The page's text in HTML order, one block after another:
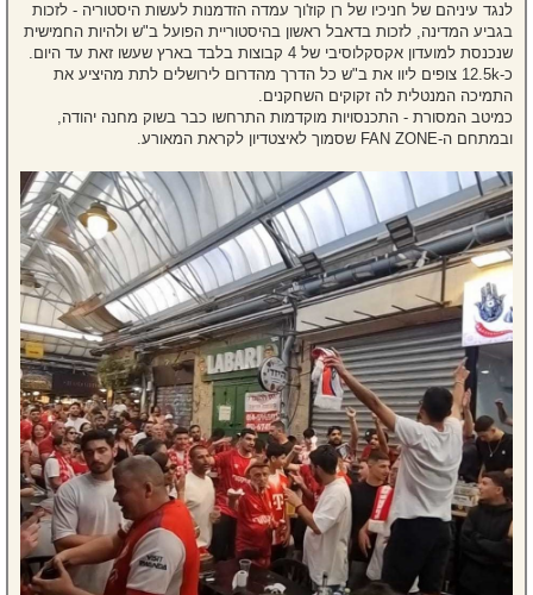
לנגד עיניהם של חניכיו של רן קוז'וך עמדה הזדמנות לעשות היסטוריה - לזכות
בגביע המדינה, לזכות בדאבל ראשון בהיסטוריית הפועל ב"ש ולהיות החמישית
שנכנסת למועדון אקסקלוסיבי של 4 קבוצות בלבד בארץ שעשו זאת עד היום.
כ-12.5k צופים ליוו את ב"ש כל הדרך מהדרום לירושלים לתת מהיציע את
התמיכה המנטלית לה זקוקים השחקנים.
כמיטב המסורת - התכנסויות מוקדמות התרחשו כבר בשוק מחנה יהודה,
ובמתחם ה-FAN ZONE שסמוך לאיצטדיון לקראת המאורע.